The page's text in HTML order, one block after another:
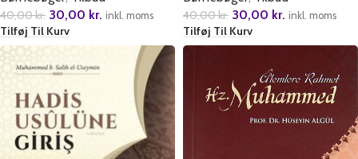
40,00kr. 30,00 kr. inkl. moms
Tilføj Til Kurv
40,00kr. 30,00 kr. inkl. moms
Tilføj Til Kurv